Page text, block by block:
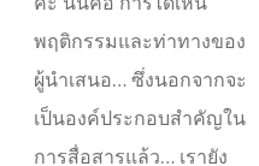
พฤติกรรมและท่าทางของ
ผู้นำเสนอ… ซึ่งนอกจากจะ
เป็นองค์ประกอบสำคัญใน
การสื่อสารแล้ว… เรายัง